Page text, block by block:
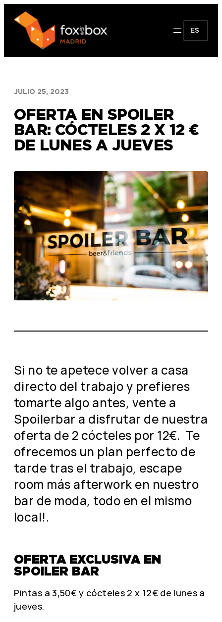
Saltar
contenido
ES
JULIO 25, 2023
OFERTA EN SPOILER
BAR: CÓCTELES 2 X 12 €
DE LUNES A JUEVES
Si no te apetece volver a casa
directo del trabajo y prefieres
tomarte algo antes, vente a
Spoilerbar a disfrutar de nuestra
oferta de 2 cócteles por 12€. Te
ofrecemos un plan perfecto de
tarde tras el trabajo, escape
room más afterwork en nuestro
bar de moda, todo en el mismo
local!.
OFERTA EXCLUSIVA EN
SPOILER BAR
Pintas a 3,50€ y cócteles 2 x 12€ de lunes a
jueves.